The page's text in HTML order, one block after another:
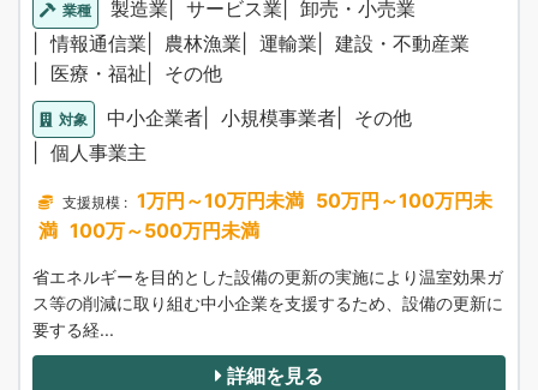
業種 製造業 サービス業
卸売・小売業
情報通信業
農林漁業 運輸業
建設・不動産業
医療・福祉
その他
対象 中小企業者 小規模事業者
その他
個人事業主
支援規模 : 1万円～10万円未満 50万円～100万円未
満 100万～500万円未満
省エネルギーを目的とした設備の更新の実施により温室効果ガ
ス等の削減に取り組む中小企業を支援するため、設備の更新に
要する経...
詳細を見る